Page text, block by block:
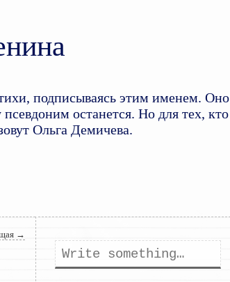
подписываясь этим именем. Оно
останется. Но для тех, кто
Ольга Демичева.
содержимому
→
Поиск